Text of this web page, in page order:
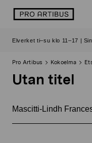
sisältöön
logo
Elverket ti–su klo 11–17 |
Pro Artibus Kokoelma
Utan titel
Mascitti-Lindh